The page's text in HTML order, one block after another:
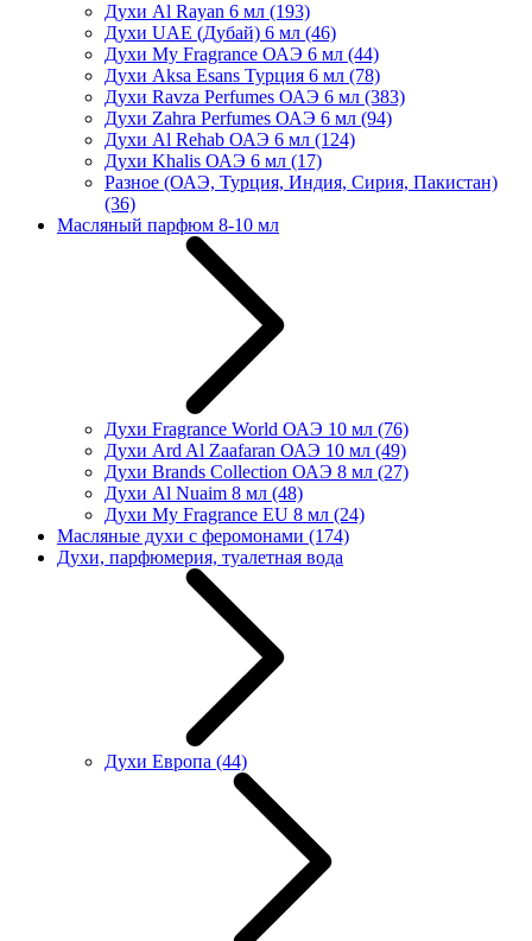
Духи Al Rayan 6 мл (193)
Духи UAE (Дубай) 6 мл (46)
Духи My Fragrance ОАЭ 6 мл (44)
Духи Aksa Esans Турция 6 мл (78)
Духи Ravza Perfumes ОАЭ 6 мл (383)
Духи Zahra Perfumes ОАЭ 6 мл (94)
Духи Al Rehab ОАЭ 6 мл (124)
Духи Khalis ОАЭ 6 мл (17)
Разное (ОАЭ, Турция, Индия, Сирия, Пакистан)
(36)
Масляный парфюм 8-10 мл
Духи Fragrance World ОАЭ 10 мл (76)
Духи Ard Al Zaafaran ОАЭ 10 мл (49)
Духи Brands Collection ОАЭ 8 мл (27)
Духи Al Nuaim 8 мл (48)
Духи My Fragrance EU 8 мл (24)
Масляные духи с феромонами (174)
Духи, парфюмерия, туалетная вода
Духи Европа (44)